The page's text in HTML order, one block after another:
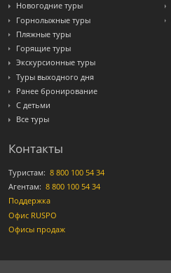
Новогодние туры
Горнолыжные туры
Пляжные туры
Горящие туры
Экскурсионные туры
Туры выходного дня
Ранее бронирование
С детьми
Все туры
Контакты
Туристам: 8 800 100 54 34
Агентам: 8 800 100 54 34
Поддержка
Офис RUSPO
Офисы продаж